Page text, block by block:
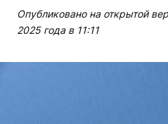
Опубликовано на открытой
2025 года в 11:11